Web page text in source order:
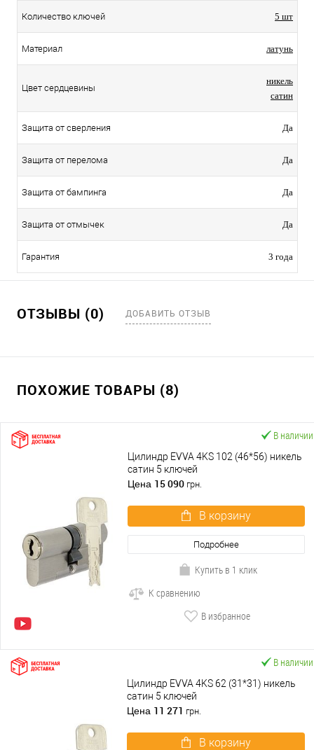
Количество ключей 5 шт
Материал латунь
Цвет сердцевины
никель
сатин
Защита от сверления Да
Защита от перелома Да
Защита от бампинга Да
Защита от отмычек Да
Гарантия 3 года
ОТЗЫВЫ (0) ДОБАВИТЬ ОТЗЫВ
ПОХОЖИЕ ТОВАРЫ (8)
В наличии
Цилиндр EVVA 4KS 102 (46*56) никель
сатин 5 ключей
Цена 15 090 грн.
В корзину
Подробнее
Купить в 1 клик
К сравнению
В избранное
В наличии
Цилиндр EVVA 4KS 62 (31*31) никель
сатин 5 ключей
Цена 11 271 грн.
В корзину